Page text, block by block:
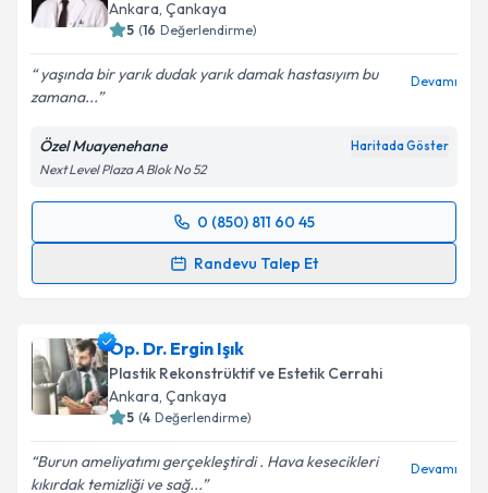
Kişisel verilerimin işlenmesine ilişkin
Aydınlatma
Metni'ni okudum ve kişisel verilerimin belirtilen
kapsamda işlenmesini kabul ediyorum.
Takvim Talebini Gönder
Ankara, Çankaya
5 (16 Değerlendirme)
yaşında bir yarık dudak yarık damak hastasıyım bu
zamana...
Devamı
Özel Muayenehane Haritada Göster
Next Level Plaza A Blok No 52
0 (850) 811 60 45
Randevu Talep Et
Randevu Takvimi Talebi
takvim hazırlandığında e-posta ile bilgilendireceğiz.
E-posta Adresiniz
Op. Dr. Ergin Işık
Plastik Rekonstrüktif ve Estetik Cerrahi
Ankara, Çankaya
5 (4 Değerlendirme)
Burun ameliyatımı gerçekleştirdi . Hava kesecikleri
kıkırdak temizliği ve sağ...
Devamı